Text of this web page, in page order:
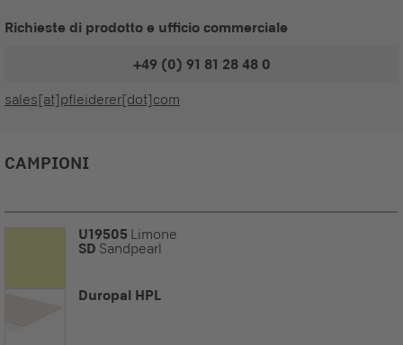
Richieste di prodotto e ufficio commerciale
+49 (0) 91 81 28 48 0
sales[at]pfleiderer[dot]com
CAMPIONI
U19505 Limone
SD Sandpearl
Duropal HPL